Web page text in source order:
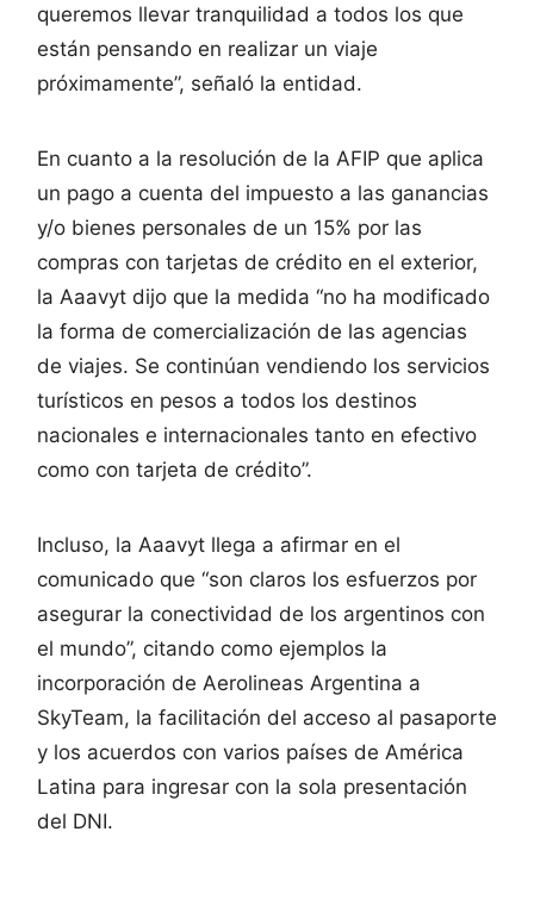
queremos llevar tranquilidad a todos los que
están pensando en realizar un viaje
próximamente”, señaló la entidad.
En cuanto a la resolución de la AFIP que aplica
un pago a cuenta del impuesto a las ganancias
y/o bienes personales de un 15% por las
compras con tarjetas de crédito en el exterior,
la Aaavyt dijo que la medida “no ha modificado
la forma de comercialización de las agencias
de viajes. Se continúan vendiendo los servicios
turísticos en pesos a todos los destinos
nacionales e internacionales tanto en efectivo
como con tarjeta de crédito”.
Incluso, la Aaavyt llega a afirmar en el
comunicado que “son claros los esfuerzos por
asegurar la conectividad de los argentinos con
el mundo”, citando como ejemplos la
incorporación de Aerolineas Argentina a
SkyTeam, la facilitación del acceso al pasaporte
y los acuerdos con varios países de América
Latina para ingresar con la sola presentación
del DNI.